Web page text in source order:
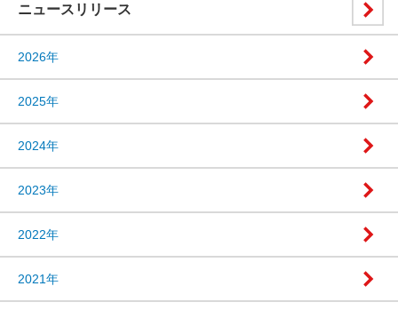
ニュースリリース
2026年
2025年
2024年
2023年
2022年
2021年